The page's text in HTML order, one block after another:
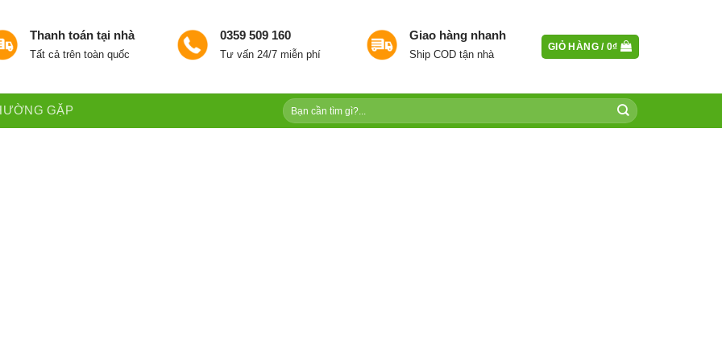
Thanh toán tại nhà
Tất cả trên toàn quốc
0359 509 160
Tư vấn 24/7 miễn phí
Giao hàng nhanh
Ship COD tận nhà
GIỎ HÀNG / 0₫
GẶP
Tìm
kiếm: